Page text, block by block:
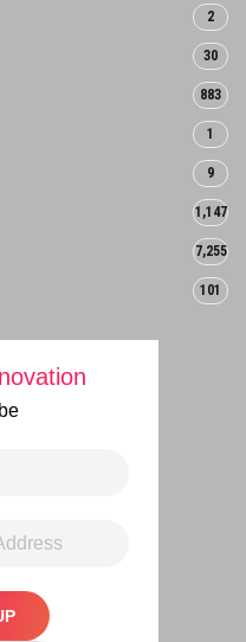
2
30
883
1
9
1,147
7,255
101